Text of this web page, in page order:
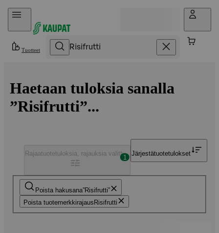
Hyppää sisältöön
Tuotteet
Haetaan tuloksia sanalla
”Risifrutti”...
Poista hakusana Risifrutti
Poista tuotemerkkirajaus Risifrutti
Rajaatuotetuloksia, rajauksia valittu
1
Järjestätuotetulokset